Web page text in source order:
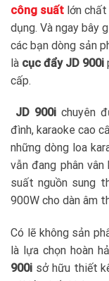
công suất lớn
dụng. Và ngay bây
các bạn dòng sản
là cục đẩy JD 900i
cấp.
JD 900i chuyên
đình, karaoke cao
những dòng loa
vẫn đang phân
suất nguồn sung
900W cho dàn âm
Có lẽ không sản
là lựa chọn hoàn
900i sở hữu thiết